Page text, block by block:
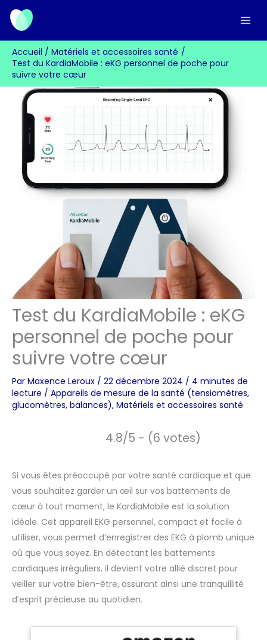
Aller
contenu
Accueil
Matériels et accessoires santé
Test du KardiaMobile : eKG personnel de poche pour
suivre votre cœur
Test du KardiaMobile : eKG
personnel de poche pour
suivre votre cœur
Par Maxence Leroux / 22 décembre 2024 / 4 minutes de
lecture / Appareils de mesure de la santé (tensiomètres,
glucomètres, balances), Matériels et accessoires santé
4.8/5 - (6 votes)
Si vous êtes préoccupé par votre santé cardiaque et que
vous souhaitez garder un œil sur vos battements de
cœur à tout moment, le KardiaMobile est la solution
idéale. Cet appareil EKG personnel, compact et facile à
utiliser, vous permet d’enregistrer des EKG à plomb unique
où que vous soyez. En détectant les battements
cardiaques irréguliers, il devient votre allié discret pour
veiller sur votre bien-être, assurant ainsi une tranquillité
d’esprit précieuse au quotidien.